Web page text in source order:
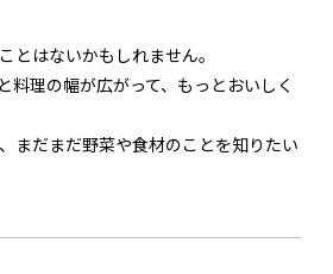
とはないかもしれません。
料理の幅が広がって、もっとおいしく
まだまだ野菜や食材のことを知りたい